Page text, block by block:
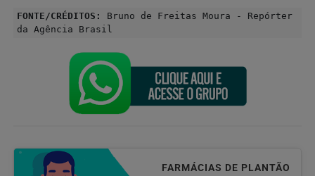
FONTE/CRÉDITOS:
Bruno de Freitas Moura - Repórter
da Agência Brasil
FARMÁCIAS DE PLANTÃO